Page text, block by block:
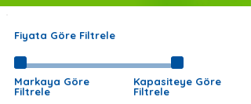
Fiyata Göre Filtrele
Markaya Göre
Filtrele
Kapasiteye Göre
Filtrele